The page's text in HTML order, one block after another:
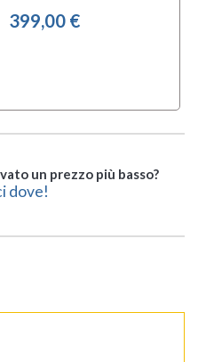
399,00 €
un prezzo più basso?
dove!